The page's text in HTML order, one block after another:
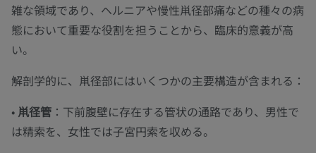
雑な領域であり、ヘルニアや慢性鼡径部痛などの種々の病
態において重要な役割を担うことから、臨床的意義が高
い。
解剖学的に、鼡径部にはいくつかの主要構造が含まれる：
• 鼡径管 ：下前腹壁に存在する管状の通路であり、男性で
は精索を、女性では子宮円索を収める。